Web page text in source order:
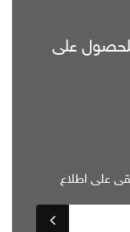
على
على اطلاع